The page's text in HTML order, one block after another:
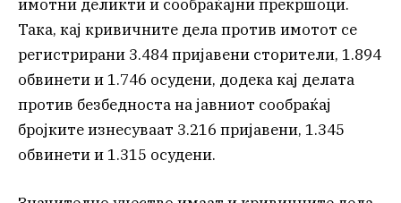
имотни деликти и сообраќајни прекршоци.
Така, кај кривичните дела против имотот се
регистрирани 3.484 пријавени сторители, 1.894
обвинети и 1.746 осудени, додека кај делата
против безбедноста на јавниот сообраќај
бројките изнесуваат 3.216 пријавени, 1.345
обвинети и 1.315 осудени.